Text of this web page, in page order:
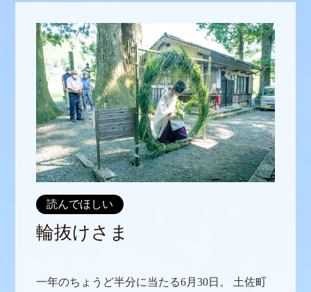
読んでほしい
輪抜けさま
一年のちょうど半分に当たる6月30日。 土佐町